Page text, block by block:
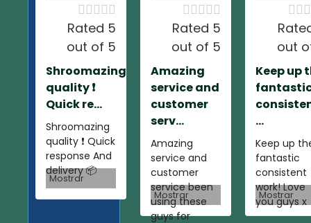

Rated 5
out of 5
Shroomazing
quality ❗️
Quick re...
Shroomazing
quality ❗️ Quick
response And
delivery 📦
Mostrar

Rated 5
out of 5
Amazing
service and
customer
serv...
Amazing
service and
customer
service been
using these
guys for
Mostrar

out
Keep up
...
Keep up
fantastic
consistent
work! Love
you guys x
Mostrar